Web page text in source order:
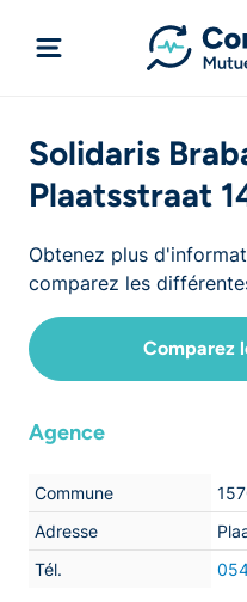
Solidaris
Plaatsstraat
Obtenez plus
comparez les
Comparez
Agence
Commune
Adresse
Tél.